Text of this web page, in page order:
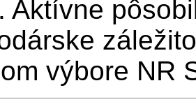
Aktívne
výbore NR